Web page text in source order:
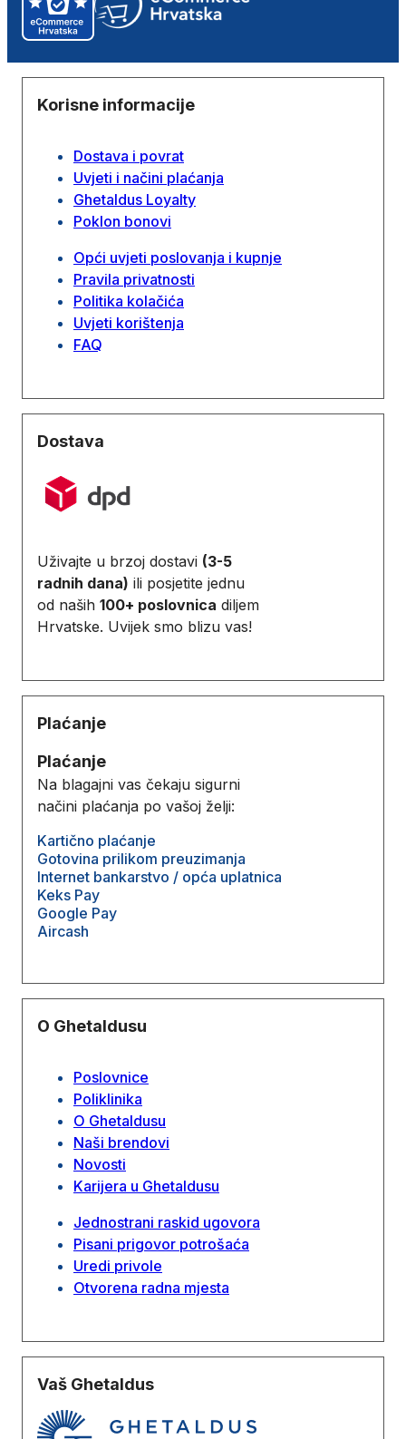
Korisne informacije
Dostava i povrat
Uvjeti i načini plaćanja
Ghetaldus Loyalty
Poklon bonovi
Opći uvjeti poslovanja i kupnje
Pravila privatnosti
Politika kolačića
Uvjeti korištenja
FAQ
Dostava
Uživajte u brzoj dostavi (3-5
radnih dana) ili posjetite jednu
od naših 100+ poslovnica diljem
Hrvatske. Uvijek smo blizu vas!
Plaćanje
Plaćanje
Na blagajni vas čekaju sigurni
načini plaćanja po vašoj želji:
Kartično plaćanje
Gotovina prilikom preuzimanja
Internet bankarstvo / opća uplatnica
Keks Pay
Google Pay
Aircash
O Ghetaldusu
Poslovnice
Poliklinika
O Ghetaldusu
Naši brendovi
Novosti
Karijera u Ghetaldusu
Jednostrani raskid ugovora
Pisani prigovor potrošaća
Uredi privole
Otvorena radna mjesta
Vaš Ghetaldus